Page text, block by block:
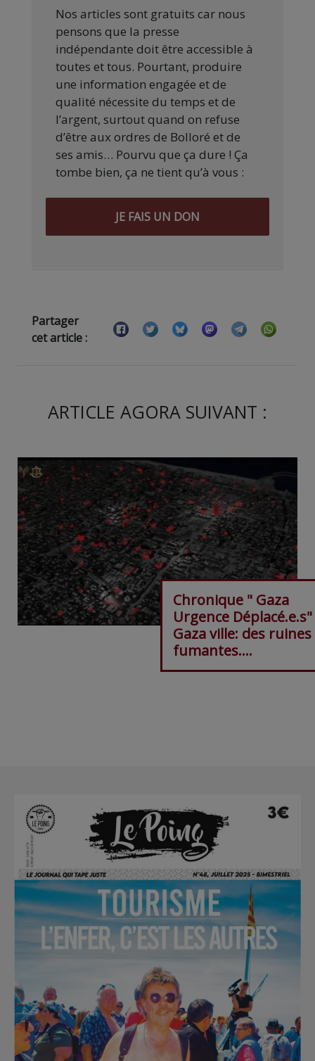
Nos articles sont gratuits car nous
pensons que la presse
indépendante doit être accessible à
toutes et tous. Pourtant, produire
une information engagée et de
qualité nécessite du temps et de
l’argent, surtout quand on refuse
d’être aux ordres de Bolloré et de
ses amis… Pourvu que ça dure ! Ça
tombe bien, ça ne tient qu’à vous :
JE FAIS UN DON
Partager
cet article :
ARTICLE AGORA SUIVANT :
Chronique " Gaza
Urgence
Gaza ville: des ruines
fumantes….